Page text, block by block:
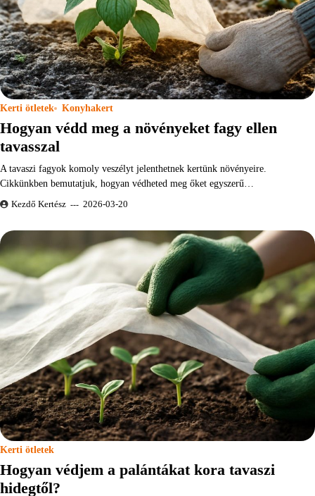
Kerti ötletek Konyhakert
Hogyan védd meg a növényeket fagy ellen
tavasszal
A tavaszi fagyok komoly veszélyt jelenthetnek kertünk növényeire.
Cikkünkben bemutatjuk, hogyan védheted meg őket egyszerű…
Kezdő Kertész 2026-03-20
Kerti ötletek
Hogyan védjem a palántákat kora tavaszi
hidegtől?